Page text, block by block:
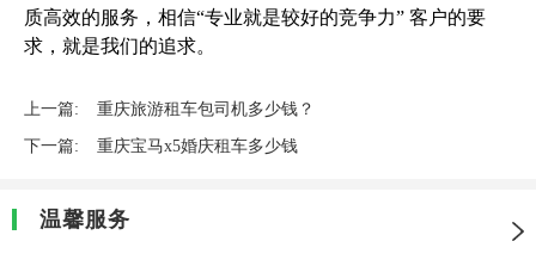
质高效的服务，相信“专业就是较好的竞争力” 客户的要
求，就是我们的追求。
上一篇: 重庆旅游租车包司机多少钱？
下一篇: 重庆宝马x5婚庆租车多少钱
温馨服务